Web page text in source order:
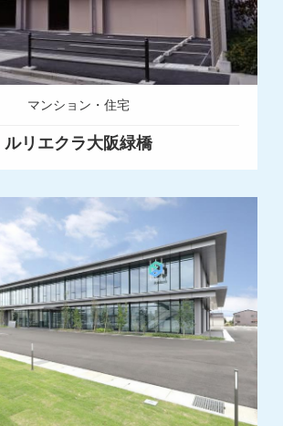
マンション・住宅
ルリエクラ大阪緑橋